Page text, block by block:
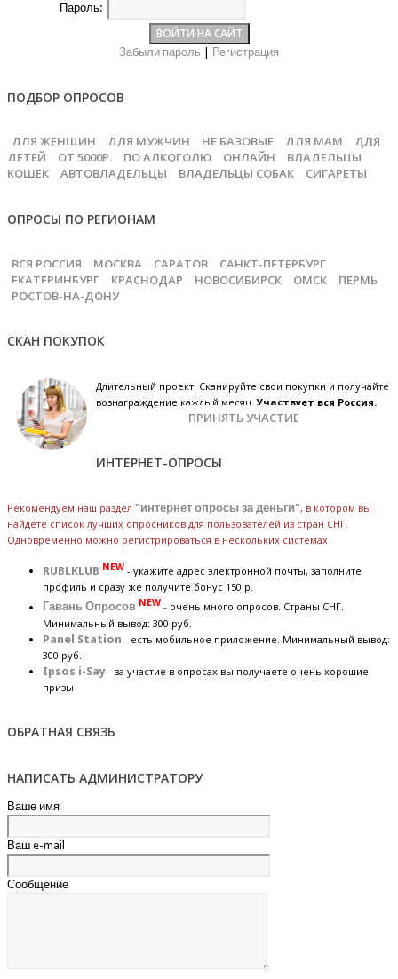
Пароль:
Забыли пароль Регистрация
ПОДБОР ОПРОСОВ
ДЛЯ ЖЕНЩИН ДЛЯ МУЖЧИН НЕ БАЗОВЫЕ ДЛЯ МАМ
ДЛЯ
ДЕТЕЙ
ОТ 5000Р. ПО АЛКОГОЛЮ ОНЛАЙН
ВЛАДЕЛЬЦЫ
КОШЕК
АВТОВЛАДЕЛЬЦЫ ВЛАДЕЛЬЦЫ СОБАК СИГАРЕТЫ
ОПРОСЫ ПО РЕГИОНАМ
ВСЯ РОССИЯ МОСКВА САРАТОВ
САНКТ-ПЕТЕРБУРГ
ЕКАТЕРИНБУРГ
КРАСНОДАР НОВОСИБИРСК ОМСК
ПЕРМЬ
РОСТОВ-НА-ДОНУ
СКАН ПОКУПОК
Длительный проект. Сканируйте свои покупки и получайте
вознаграждение каждый месяц.Участвует вся Россия.
ПРИНЯТЬ УЧАСТИЕ
ИНТЕРНЕТ-ОПРОСЫ
Рекомендуем наш раздел "интернет опросы за деньги", в котором вы
найдете список лучших опросников для пользователей из стран СНГ.
Одновременно можно регистрироваться в нескольких системах
RUBLKLUB NEW - укажите адрес электронной почты, заполните
профиль и сразу же получите бонус 150 р.
Гавань Опросов NEW - очень много опросов. Страны СНГ.
Минимальный вывод: 300 руб.
Panel Station - есть мобильное приложение. Минимальный вывод:
300 руб.
Ipsos i-Say - за участие в опросах вы получаете очень хорошие
призы
ОБРАТНАЯ СВЯЗЬ
НАПИСАТЬ АДМИНИСТРАТОРУ
Ваше имя
Ваш e-mail
Сообщение